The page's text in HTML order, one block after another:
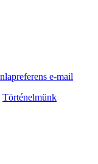
e-mail
Történelmünk